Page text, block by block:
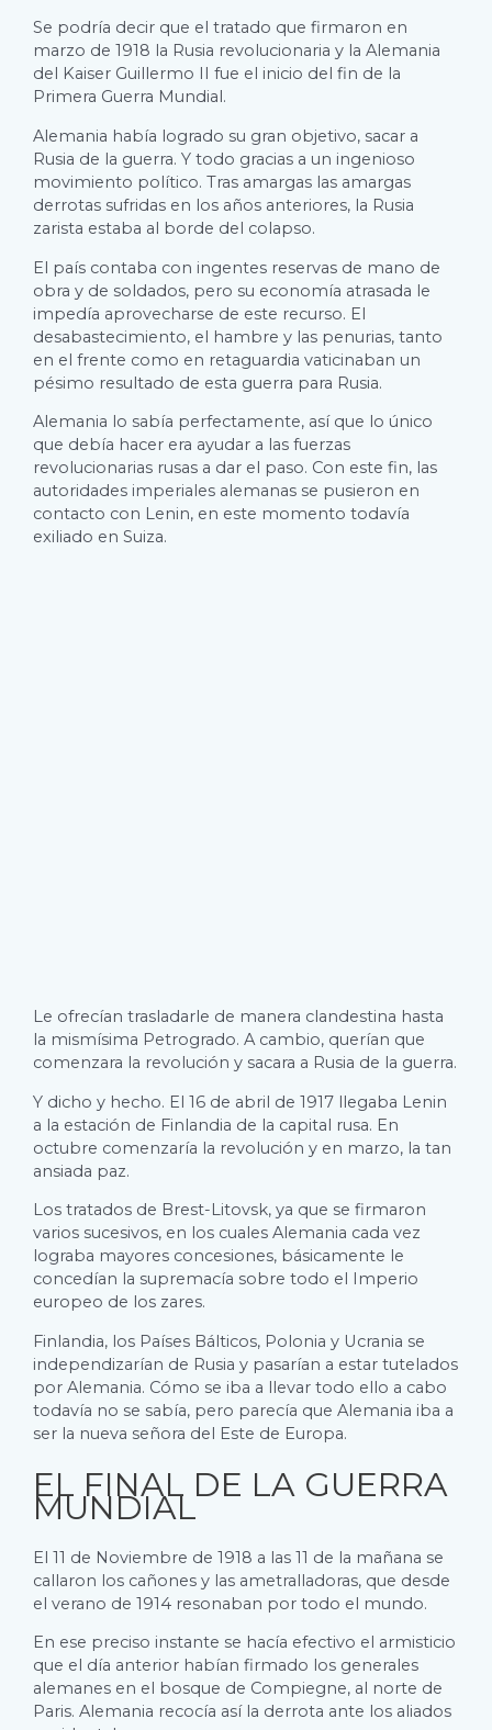
Se podría decir que el tratado que firmaron en
marzo de 1918 la Rusia revolucionaria y la Alemania
del Kaiser Guillermo II fue el inicio del fin de la
Primera Guerra Mundial.
Alemania había logrado su gran objetivo, sacar a
Rusia de la guerra. Y todo gracias a un ingenioso
movimiento político. Tras amargas las amargas
derrotas sufridas en los años anteriores, la Rusia
zarista estaba al borde del colapso.
El país contaba con ingentes reservas de mano de
obra y de soldados, pero su economía atrasada le
impedía aprovecharse de este recurso. El
desabastecimiento, el hambre y las penurias, tanto
en el frente como en retaguardia vaticinaban un
pésimo resultado de esta guerra para Rusia.
Alemania lo sabía perfectamente, así que lo único
que debía hacer era ayudar a las fuerzas
revolucionarias rusas a dar el paso. Con este fin, las
autoridades imperiales alemanas se pusieron en
contacto con Lenin, en este momento todavía
exiliado en Suiza.
Le ofrecían trasladarle de manera clandestina hasta
la mismísima Petrogrado. A cambio, querían que
comenzara la revolución y sacara a Rusia de la guerra.
Y dicho y hecho. El 16 de abril de 1917 llegaba Lenin
a la estación de Finlandia de la capital rusa. En
octubre comenzaría la revolución y en marzo, la tan
ansiada paz.
Los tratados de Brest-Litovsk, ya que se firmaron
varios sucesivos, en los cuales Alemania cada vez
lograba mayores concesiones, básicamente le
concedían la supremacía sobre todo el Imperio
europeo de los zares.
Finlandia, los Países Bálticos, Polonia y Ucrania se
independizarían de Rusia y pasarían a estar tutelados
por Alemania. Cómo se iba a llevar todo ello a cabo
todavía no se sabía, pero parecía que Alemania iba a
ser la nueva señora del Este de Europa.
EL FINAL DE LA GUERRA
MUNDIAL
El 11 de Noviembre de 1918 a las 11 de la mañana se
callaron los cañones y las ametralladoras, que desde
el verano de 1914 resonaban por todo el mundo.
En ese preciso instante se hacía efectivo el armisticio
que el día anterior habían firmado los generales
alemanes en el bosque de Compiegne, al norte de
Paris. Alemania recocía así la derrota ante los aliados